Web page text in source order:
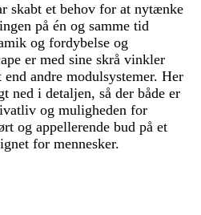
skabt et behov for at nytænke
på én og samme tid
og fordybelse og
er med sine skrå vinkler
andre modulsystemer. Her
ned i detaljen, så der både er
og muligheden for
og appellerende bud på et
for mennesker.